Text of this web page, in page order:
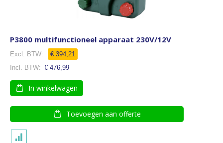
P3800 multifunctioneel apparaat 230V/12V
€ 394,21
€ 476,99
In winkelwagen
Toevoegen aan offerte